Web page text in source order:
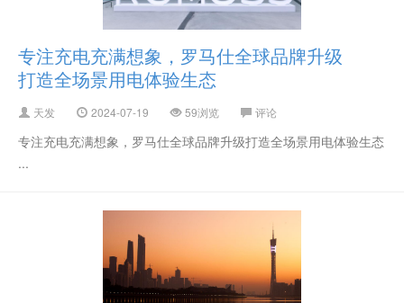
专注充电充满想象，罗马仕全球品牌升级
打造全场景用电体验生态
天发 2024-07-19 59浏览 评论
专注充电充满想象，罗马仕全球品牌升级打造全场景用电体验生态
...